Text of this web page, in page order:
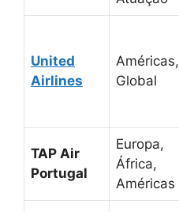
United
Airlines
Américas,
Global
TAP Air
Portugal
Europa,
África,
Américas